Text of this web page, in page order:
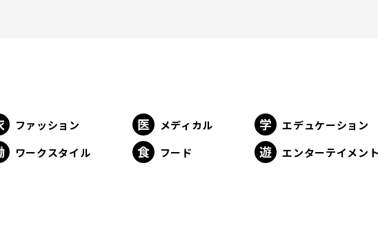
ファッション メディカル エデュケーション
ワークスタイル フード エンターテイメント